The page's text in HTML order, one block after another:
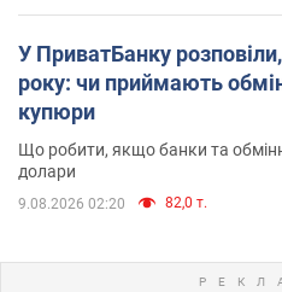
У ПриватБанку
року: чи приймають
купюри
Що робити, якщо банки та
долари
9.08.2026 02:20 82,0 т.